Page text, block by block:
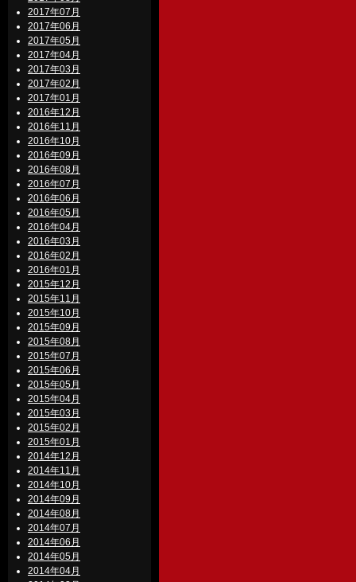
2017年07月
2017年06月
2017年05月
2017年04月
2017年03月
2017年02月
2017年01月
2016年12月
2016年11月
2016年10月
2016年09月
2016年08月
2016年07月
2016年06月
2016年05月
2016年04月
2016年03月
2016年02月
2016年01月
2015年12月
2015年11月
2015年10月
2015年09月
2015年08月
2015年07月
2015年06月
2015年05月
2015年04月
2015年03月
2015年02月
2015年01月
2014年12月
2014年11月
2014年10月
2014年09月
2014年08月
2014年07月
2014年06月
2014年05月
2014年04月